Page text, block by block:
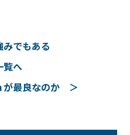
でもある
覧へ
が最良なのか